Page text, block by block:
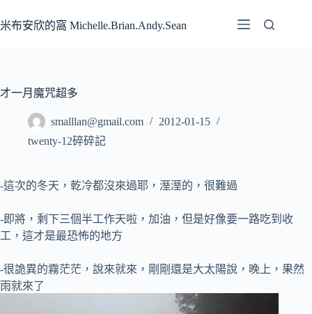
至
容
米布安欣的窩 Michelle.Brian.Andy.Sean
才一月魔咒超多
smalllan@gmail.com
2012-01-15
twenty-12碎碎記
-這次的冬天，乾冷都沒來過耶，溼溼的，很難過
-即將，剩下三個半工作天啦，加油，但是好像要一路吃到收
工，這才是最恐怖的地方
-很詭異的霧茫茫，說來就來，剛剛還是大太陽說，晚上，果然
雨就來了